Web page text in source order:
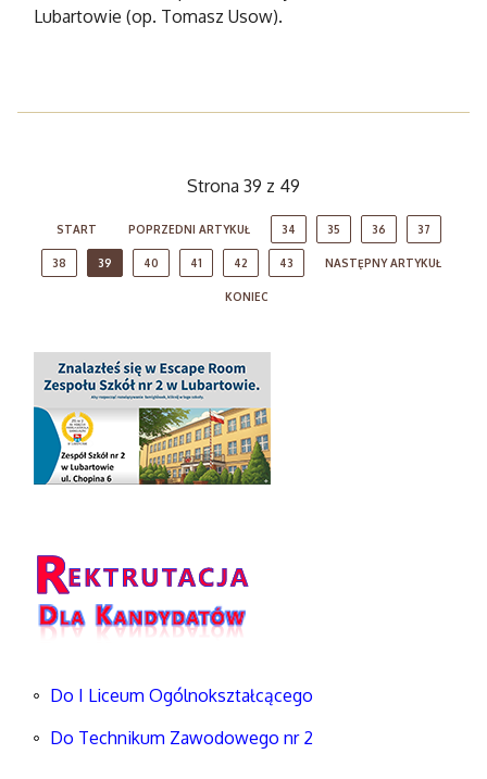
Lubartowie (op. Tomasz Usow).
Strona 39 z 49
START POPRZEDNI ARTYKUŁ 34 35 36 37
38 39 40 41 42 43 NASTĘPNY ARTYKUŁ
KONIEC
Do I Liceum Ogólnokształcącego
Do Technikum Zawodowego nr 2